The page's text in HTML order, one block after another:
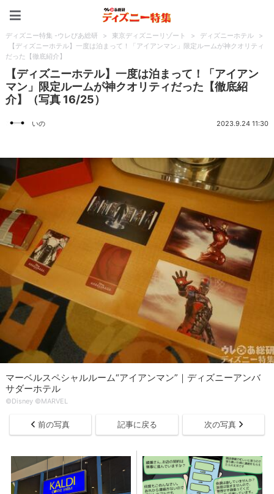
ディズニー特集 -ウレぴあ総研 > 東京ディズニーリゾート > ディズニーホテル
>
【ディズニーホテル】一度は泊まって！「アイアンマン」限定ルームが神クオリティ
だった【徹底紹介】
【ディズニーホテル】一度は泊まって！「アイアン
マン」限定ルームが神クオリティだった【徹底紹
介】（写真 16/25）
いの 2023.9.24 11:30
マーベルスペシャルルーム“アイアンマン”｜ディズニーアンバ
サダーホテル
©Disney ©MARVEL
前の写真 記事に戻る 次の写真